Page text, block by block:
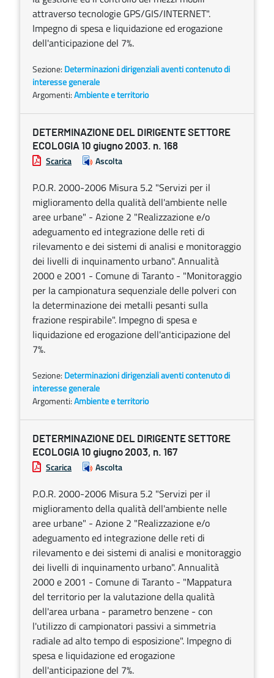
attraverso tecnologie GPS/GIS/INTERNET".
Impegno di spesa e liquidazione ed erogazione
dell'anticipazione del 7%.
Sezione: Determinazioni dirigenziali aventi contenuto di
interesse generale
Argomenti:Ambiente e territorio
DETERMINAZIONE DEL DIRIGENTE SETTORE
ECOLOGIA 10 giugno 2003. n. 168
Scarica Ascolta
P.O.R. 2000-2006 Misura 5.2 "Servizi per il
miglioramento della qualità dell'ambiente nelle
aree urbane" - Azione 2 "Realizzazione e/o
adeguamento ed integrazione delle reti di
rilevamento e dei sistemi di analisi e monitoraggio
dei livelli di inquinamento urbano". Annualità
2000 e 2001 - Comune di Taranto - "Monitoraggio
per la campionatura sequenziale delle polveri con
la determinazione dei metalli pesanti sulla
frazione respirabile". Impegno di spesa e
liquidazione ed erogazione dell'anticipazione del
7%.
Sezione: Determinazioni dirigenziali aventi contenuto di
interesse generale
Argomenti:Ambiente e territorio
DETERMINAZIONE DEL DIRIGENTE SETTORE
ECOLOGIA 10 giugno 2003, n. 167
Scarica Ascolta
P.O.R. 2000-2006 Misura 5.2 "Servizi per il
miglioramento della qualità dell'ambiente nelle
aree urbane" - Azione 2 "Realizzazione e/o
adeguamento ed integrazione delle reti di
rilevamento e dei sistemi di analisi e monitoraggio
dei livelli di inquinamento urbano". Annualità
2000 e 2001 - Comune di Taranto - "Mappatura
del territorio per la valutazione della qualità
dell'area urbana - parametro benzene - con
l'utilizzo di campionatori passivi a simmetria
radiale ad alto tempo di esposizione". Impegno di
spesa e liquidazione ed erogazione
dell'anticipazione del 7%.